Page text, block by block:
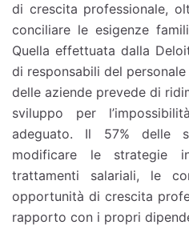
di crescita professionale,
conciliare le esigenze
Quella effettuata dalla
di responsabili del
delle aziende prevede di
sviluppo per
adeguato. Il 57% delle
modificare le strategie
trattamenti salariali, le
opportunità di crescita
rapporto con i propri